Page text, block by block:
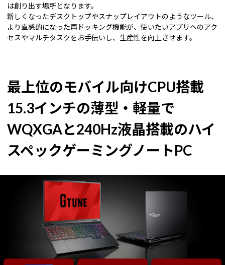
は創り出す場所となります。
新しくなったデスクトップやスナップレイアウトのようなツール、
より直感的になった再ドッキング機能が、使いたいアプリへのアク
セスやマルチタスクをお手伝いし、生産性を向上させます。
最上位のモバイル向けCPU搭載
15.3インチの薄型・軽量で
WQXGAと240Hz液晶搭載のハイ
スペックゲーミングノートPC